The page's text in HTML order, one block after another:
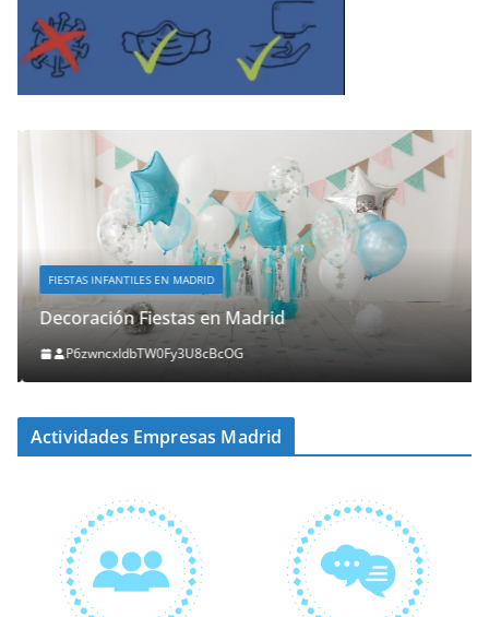
FIESTAS INFANTILES EN MADRID
Decoración Fiestas en Madrid
P6zwncxIdbTW0Fy3U8cBcOG
Actividades Empresas Madrid